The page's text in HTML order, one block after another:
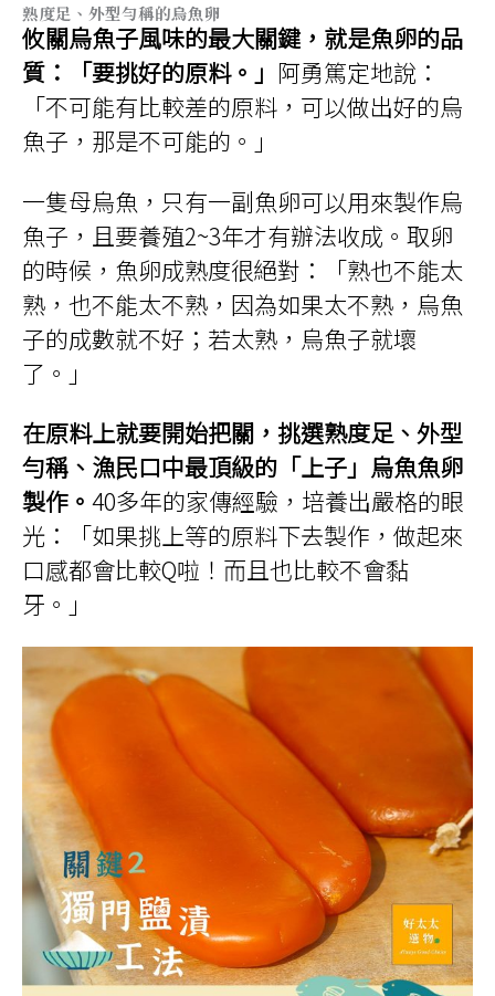
熟度足、外型勻稱的烏魚卵
攸關烏魚子風味的最大關鍵，就是魚卵的品
質：「要挑好的原料。」 阿勇篤定地說：
「不可能有比較差的原料，可以做出好的烏
魚子，那是不可能的。」
一隻母烏魚，只有一副魚卵可以用來製作烏
魚子，且要養殖2~3年才有辦法收成。取卵
的時候，魚卵成熟度很絕對：「熟也不能太
熟，也不能太不熟，因為如果太不熟，烏魚
子的成數就不好；若太熟，烏魚子就壞
了。」
在原料上就要開始把關，挑選熟度足、外型
勻稱、漁民口中最頂級的「上子」烏魚魚卵
製作。 40多年的家傳經驗，培養出嚴格的眼
光：「如果挑上等的原料下去製作，做起來
口感都會比較Q啦！而且也比較不會黏
牙。」